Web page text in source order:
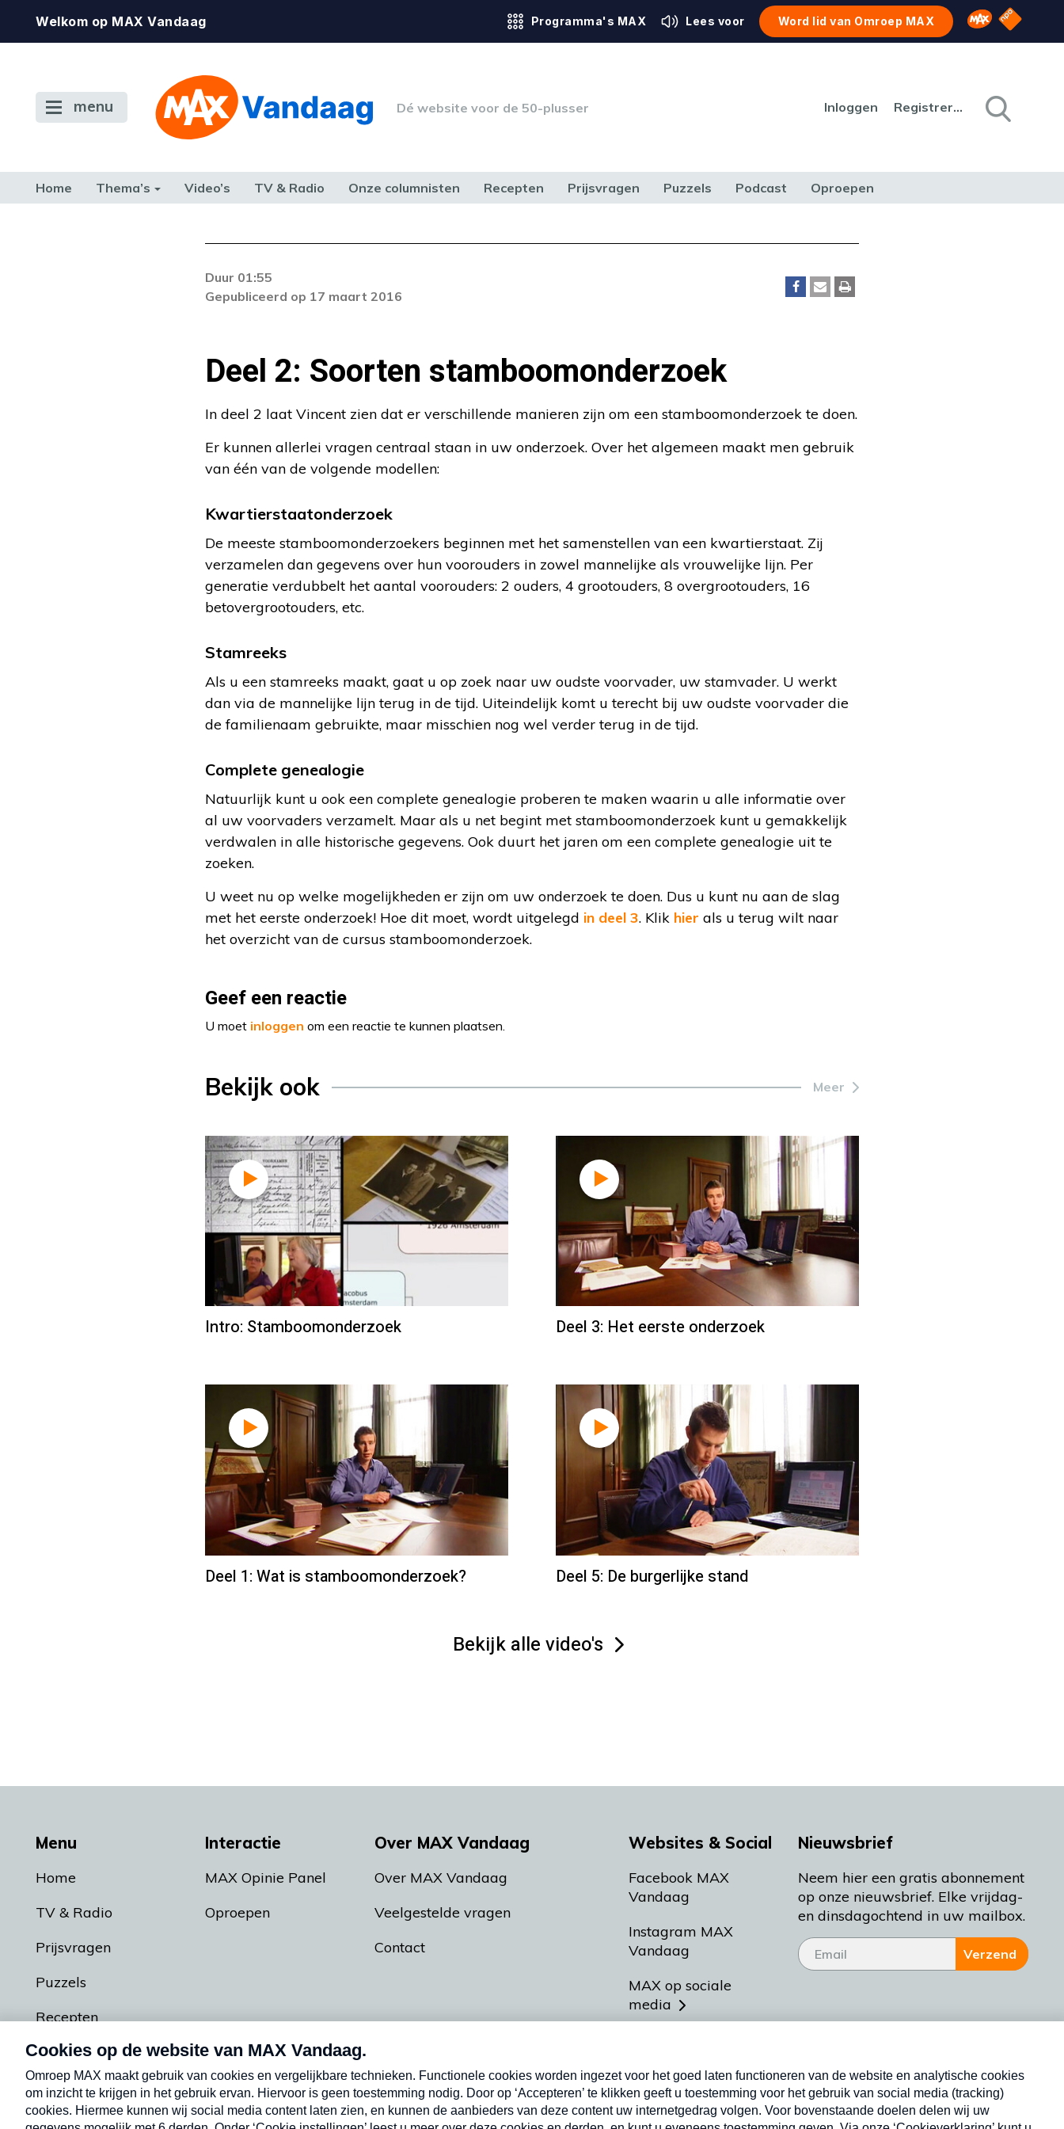
Welkom op MAX Vandaag Programma's MAX Lees voor Word lid van Omroep MAX Omroep MAX
NPO
menu Dé website voor de 50-plusser Inloggen Registreren
Home Thema’s Video’s TV & Radio Onze columnisten Recepten Prijsvragen Puzzels Podcast Oproepen
Duur 01:55
Gepubliceerd op 17 maart 2016
Deel 2: Soorten stamboomonderzoek
In deel 2 laat Vincent zien dat er verschillende manieren zijn om een stamboomonderzoek te doen.
Er kunnen allerlei vragen centraal staan in uw onderzoek. Over het algemeen maakt men gebruik
van één van de volgende modellen:
Kwartierstaatonderzoek
De meeste stamboomonderzoekers beginnen met het samenstellen van een kwartierstaat. Zij
verzamelen dan gegevens over hun voorouders in zowel mannelijke als vrouwelijke lijn. Per
generatie verdubbelt het aantal voorouders: 2 ouders, 4 grootouders, 8 overgrootouders, 16
betovergrootouders, etc.
Stamreeks
Als u een stamreeks maakt, gaat u op zoek naar uw oudste voorvader, uw stamvader. U werkt
dan via de mannelijke lijn terug in de tijd. Uiteindelijk komt u terecht bij uw oudste voorvader die
de familienaam gebruikte, maar misschien nog wel verder terug in de tijd.
Complete genealogie
Natuurlijk kunt u ook een complete genealogie proberen te maken waarin u alle informatie over
al uw voorvaders verzamelt. Maar als u net begint met stamboomonderzoek kunt u gemakkelijk
verdwalen in alle historische gegevens. Ook duurt het jaren om een complete genealogie uit te
zoeken.
U weet nu op welke mogelijkheden er zijn om uw onderzoek te doen. Dus u kunt nu aan de slag
met het eerste onderzoek! Hoe dit moet, wordt uitgelegd in deel 3. Klik hier als u terug wilt naar
het overzicht van de cursus stamboomonderzoek.
Geef een reactie
U moet inloggen om een reactie te kunnen plaatsen.
Bekijk ook Meer
Intro: Stamboomonderzoek Deel 3: Het eerste onderzoek
Deel 1: Wat is stamboomonderzoek? Deel 5: De burgerlijke stand
Bekijk alle video's
Menu
Home
TV & Radio
Prijsvragen
Puzzels
Recepten
Podcasts
Interactie
MAX Opinie Panel
Oproepen
Over MAX Vandaag
Over MAX Vandaag
Veelgestelde vragen
Contact
Websites & Social
Facebook MAX
Vandaag
Instagram MAX
Vandaag
MAX op sociale
media
Meldpunt Actueel
Heel Holland Bakt
Nieuwsbrief
Neem hier een gratis abonnement
op onze nieuwsbrief. Elke vrijdag-
en dinsdagochtend in uw mailbox.
Verzend
Nieuwsbrief
Neem hier een gratis abonnement op onze